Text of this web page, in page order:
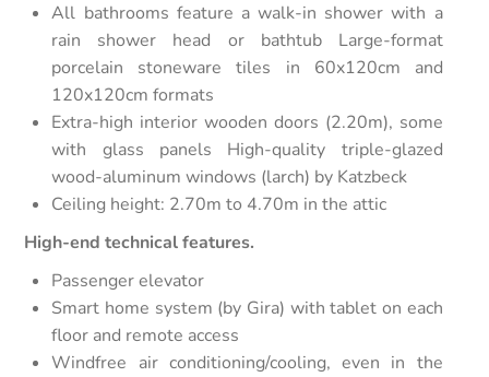
All bathrooms feature a walk-in shower with a
rain shower head or bathtub Large-format
porcelain stoneware tiles in 60x120cm and
120x120cm formats
Extra-high interior wooden doors (2.20m), some
with glass panels High-quality triple-glazed
wood-aluminum windows (larch) by Katzbeck
Ceiling height: 2.70m to 4.70m in the attic
High-end technical features.
Passenger elevator
Smart home system (by Gira) with tablet on each
floor and remote access
Windfree air conditioning/cooling, even in the